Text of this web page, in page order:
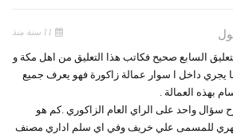
السابع صحيح فكاتب هذا التعليق من اهل مكة و
يجري داخل ا سوار عمالة زاكورة فهو يعرف جميع
بهذه العمالة .
سؤال واحد على الراي العام الزاكوري .كم هو
للمسمى علي خريف وفي اي سلم اداري مصنف